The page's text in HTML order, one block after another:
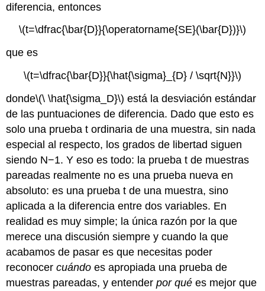
diferencia, entonces
\(t=\dfrac{\bar{D}}{\operatorname{SE}(\bar{D})}\)
que es
\(t=\dfrac{\bar{D}}{\hat{\sigma}_{D} / \sqrt{N}}\)
donde\(\ \hat{\sigma_D}\) está la desviación estándar
de las puntuaciones de diferencia. Dado que esto es
solo una prueba t ordinaria de una muestra, sin nada
especial al respecto, los grados de libertad siguen
siendo N−1. Y eso es todo: la prueba t de muestras
pareadas realmente no es una prueba nueva en
absoluto: es una prueba t de una muestra, sino
aplicada a la diferencia entre dos variables. En
realidad es muy simple; la única razón por la que
merece una discusión siempre y cuando la que
acabamos de pasar es que necesitas poder
reconocercuándo es apropiada una prueba de
muestras pareadas, y entenderpor qué es mejor que